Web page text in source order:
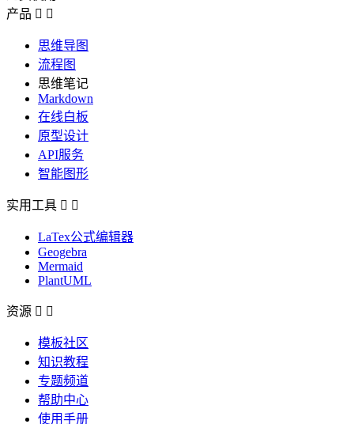
产品  
思维导图
流程图
思维笔记
Markdown
在线白板
原型设计
API服务
智能图形
实用工具  
LaTex公式编辑器
Geogebra
Mermaid
PlantUML
资源  
模板社区
知识教程
专题频道
帮助中心
使用手册